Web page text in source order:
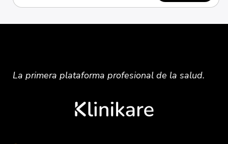
La primera plataformaprofesionalde la salud.